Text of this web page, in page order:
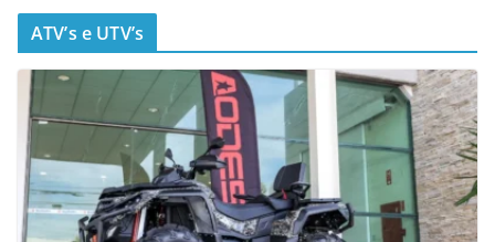
ATV’s e UTV’s